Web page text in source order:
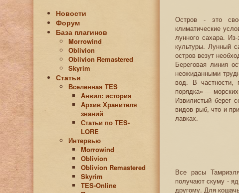
Новости
Форум
База плагинов
Morrowind
Oblivion
Oblivion Remastered
Skyrim
Статьи
Вселенная TES
Анвил: история
Архив Хранителя
знаний
Статьи по ТЕS-
LORE
Интервью
Morrowind
Oblivion
Oblivion Remastered
Skyrim
TES-Online
Остров - это
климатические
лунного сахара.
культуры. Лунный
остров везут
Береговая линия
неожиданными
вод. В частности,
порядка» —
Извилистый берег
видов рыб, что и
лавках.
Все расы
получают скуму -
другому. Для